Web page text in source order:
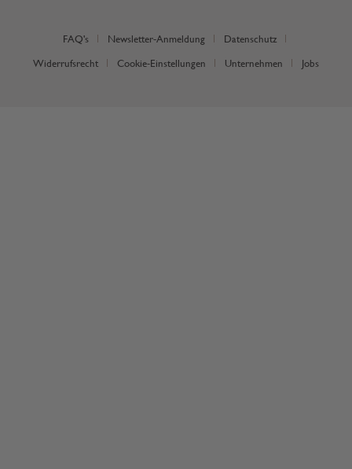
FAQ's Newsletter-Anmeldung Datenschutz
Widerrufsrecht Cookie-Einstellungen Unternehmen Jobs